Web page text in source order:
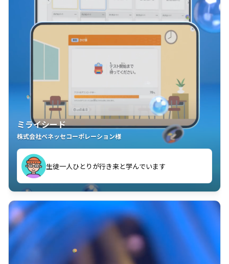
ミライシード
株式会社ベネッセコーポレーション様
生徒一人ひとりが行き来と学んでいます
教室中の児童生徒が「問題が解けてうれしい」「解く
ことが楽しい」を実感しています